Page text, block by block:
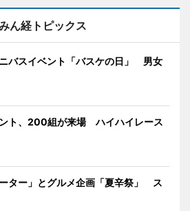
ん経トピックス
バスイベント「バスケの日」 男女
ト、200組が来場 ハイハイレース
ター」とグルメ企画「夏辛祭」 ス